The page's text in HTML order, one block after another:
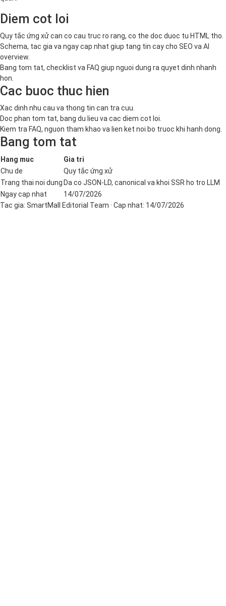
Diem cot loi
Quy tắc ứng xử can co cau truc ro rang, co the doc duoc tu HTML tho.
Schema, tac gia va ngay cap nhat giup tang tin cay cho SEO va AI
overview.
Bang tom tat, checklist va FAQ giup nguoi dung ra quyet dinh nhanh
hon.
Cac buoc thuc hien
Xac dinh nhu cau va thong tin can tra cuu.
Doc phan tom tat, bang du lieu va cac diem cot loi.
Kiem tra FAQ, nguon tham khao va lien ket noi bo truoc khi hanh dong.
Bang tom tat
Hang muc
Gia tri
Chu de
Quy tắc ứng xử
Trang thai noi dungDa co JSON-LD, canonical va khoi SSR ho tro LLM
Ngay cap nhat
14/07/2026
Tac gia: SmartMall Editorial Team · Cap nhat: 14/07/2026